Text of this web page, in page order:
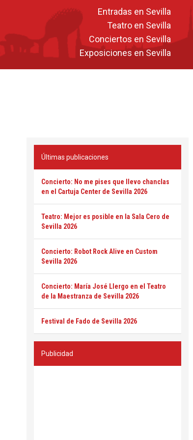
Entradas en Sevilla
Teatro en Sevilla
Conciertos en Sevilla
Exposiciones en Sevilla
Últimas publicaciones
Concierto: No me pises que llevo chanclas
en el Cartuja Center de Sevilla 2026
Teatro: Mejor es posible en la Sala Cero de
Sevilla 2026
Concierto: Robot Rock Alive en Custom
Sevilla 2026
Concierto: María José Llergo en el Teatro
de la Maestranza de Sevilla 2026
Festival de Fado de Sevilla 2026
Publicidad